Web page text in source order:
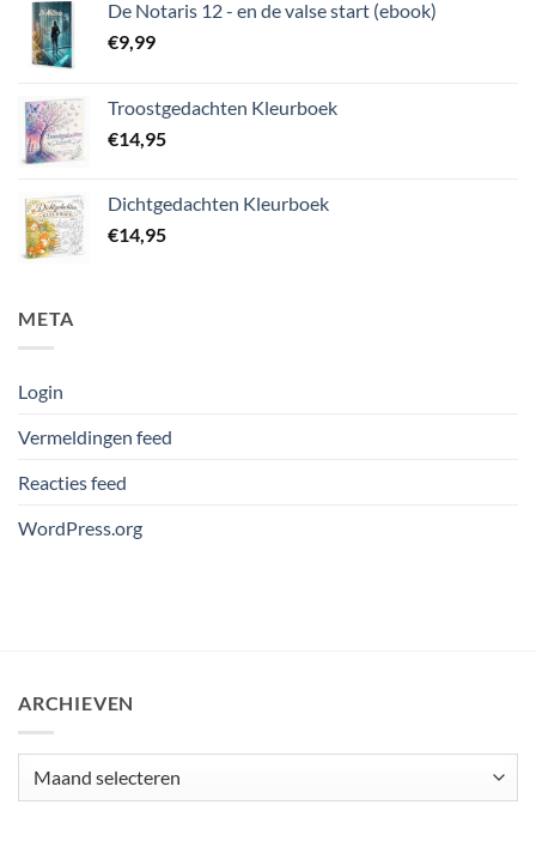
De Notaris 12 - en de valse start (ebook)
€9,99
Troostgedachten Kleurboek
€14,95
Dichtgedachten Kleurboek
€14,95
META
Login
Vermeldingen feed
Reacties feed
WordPress.org
ARCHIEVEN